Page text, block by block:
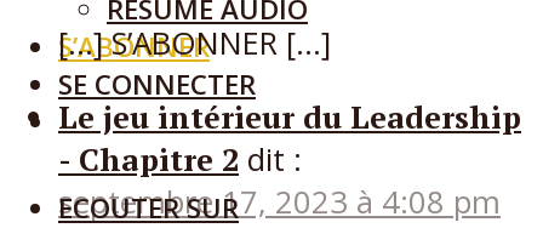
RÉSUMÉ AUDIO
S’ABONNER
SE CONNECTER
ECOUTER SUR
[…] S’ABONNER […]
Le jeu intérieur du Leadership
- Chapitre 2 dit :
septembre 17, 2023 à 4:08 pm